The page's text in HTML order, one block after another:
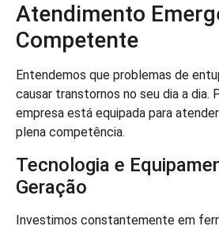
Atendimento
Competente
Entendemos que problemas de
causar transtornos no seu dia a dia.
empresa está equipada para
plena competência.
Tecnologia e
Geração
Investimos constantemente em